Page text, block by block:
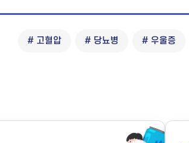
# 고혈압 # 당뇨병 # 우울증